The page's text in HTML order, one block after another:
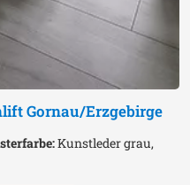
Gornau/Erzgebirge
Kunstleder grau,